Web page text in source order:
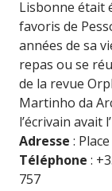
Lisbonne était
favoris de
années de sa
repas ou se
de la revue
Martinho da
l’écrivain avait
Adresse :
Téléphone :
757